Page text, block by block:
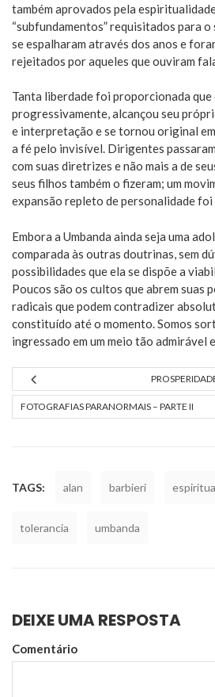
também aprovados pela
“subfundamentos” requisitados para o
se espalharam através dos anos e
rejeitados por aqueles que ouviram
Tanta liberdade foi proporcionada que
progressivamente, alcançou seu
e interpretação e se tornou original
a fé pelo invisível. Dirigentes
com suas diretrizes e não mais a de
seus filhos também o fizeram; um
expansão repleto de personalidade foi
Embora a Umbanda ainda seja uma
comparada às outras doutrinas, sem
possibilidades que ela se dispõe a
Poucos são os cultos que abrem suas
radicais que podem contradizer
constituído até o momento. Somos
ingressado em um meio tão admirável
FOTOGRAFIAS PARANORMAIS – PARTE II
TAGS: alan barbieri
tolerancia umbanda
DEIXE UMA RESPOSTA
Comentário